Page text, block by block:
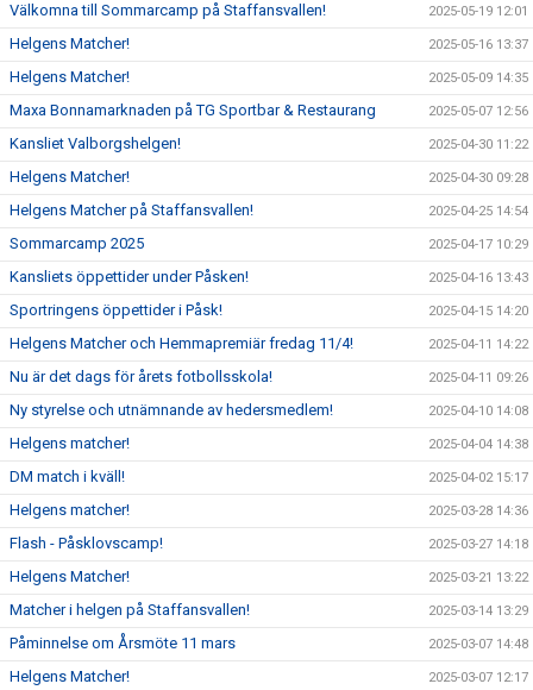
Välkomna till Sommarcamp på Staffansvallen! 2025-05-19 12:01
Helgens Matcher! 2025-05-16 13:37
Helgens Matcher! 2025-05-09 14:35
Maxa Bonnamarknaden på TG Sportbar & Restaurang 2025-05-07 12:56
Kansliet Valborgshelgen! 2025-04-30 11:22
Helgens Matcher! 2025-04-30 09:28
Helgens Matcher på Staffansvallen! 2025-04-25 14:54
Sommarcamp 2025 2025-04-17 10:29
Kansliets öppettider under Påsken! 2025-04-16 13:43
Sportringens öppettider i Påsk! 2025-04-15 14:20
Helgens Matcher och Hemmapremiär fredag 11/4! 2025-04-11 14:22
Nu är det dags för årets fotbollsskola! 2025-04-11 09:26
Ny styrelse och utnämnande av hedersmedlem! 2025-04-10 14:08
Helgens matcher! 2025-04-04 14:38
DM match i kväll! 2025-04-02 15:17
Helgens matcher! 2025-03-28 14:36
Flash - Påsklovscamp! 2025-03-27 14:18
Helgens Matcher! 2025-03-21 13:22
Matcher i helgen på Staffansvallen! 2025-03-14 13:29
Påminnelse om Årsmöte 11 mars 2025-03-07 14:48
Helgens Matcher! 2025-03-07 12:17